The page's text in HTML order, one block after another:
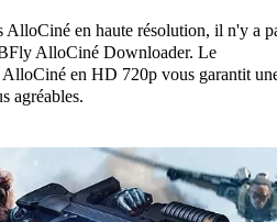
AlloCiné en haute résolution, il n'y a
AlloCiné Downloader. Le
AlloCiné en HD 720p vous garantit
agréables.